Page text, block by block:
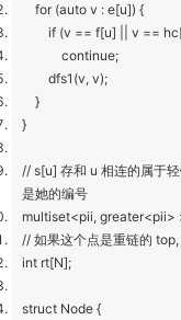
for (auto v : e[u]) {
if (v == f[u] || v ==
continue;
dfs1(v, v);
}
}
// s[u] 存和 u 相连的属于
是她的编号
multiset<pii, greater<pii>
// 如果这个点是重链的
int rt[N];
struct Node {